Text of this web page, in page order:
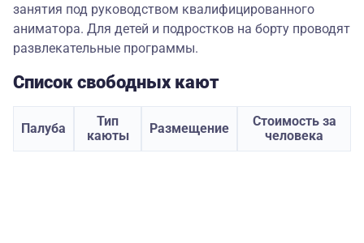
занятия под руководством квалифицированного
аниматора. Для детей и подростков на борту проводят
развлекательные программы.
Список свободных кают
Палуба
Тип
каюты
Размещение
Стоимость за
человека